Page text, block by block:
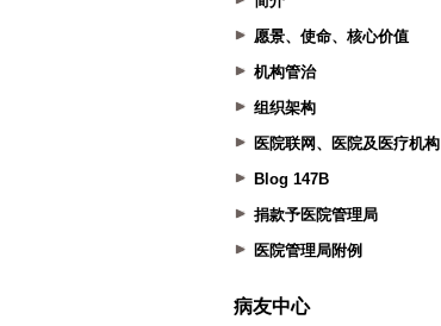
愿景、使命、核心价值
机构管治
组织架构
医院联网、医院及医疗机构
Blog 147B
捐款予医院管理局
医院管理局附例
病友中心